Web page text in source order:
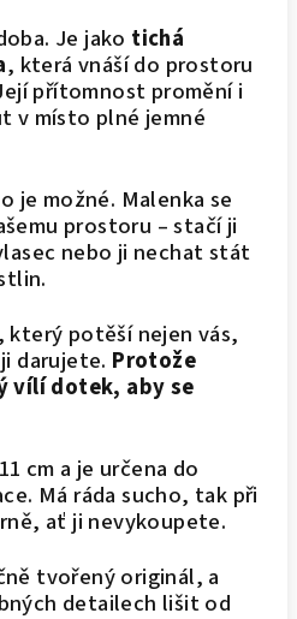
Je jako tichá
, která vnáší do prostoru
přítomnost promění i
v místo plné jemné
je možné. Malenka se
prostoru – stačí ji
nebo ji nechat stát
potěší nejen vás,
darujete. Protože
vílí dotek, aby se
cm a je určena do
Má ráda sucho, tak při
ať ji nevykoupete.
tvořený originál, a
detailech lišit od